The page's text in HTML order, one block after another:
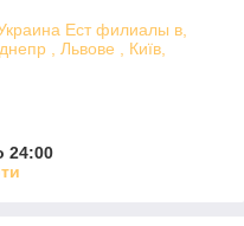
Ест филиалы в,
, Львове , Київ,
24:00